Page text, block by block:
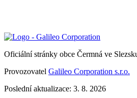
Oficiální stránky obce Čermná ve
Provozovatel Galileo Corporation s.r.o.
Poslední aktualizace: 3. 8. 2026